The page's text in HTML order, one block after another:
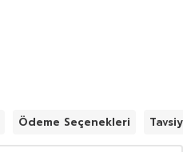
Ödeme Seçenekleri